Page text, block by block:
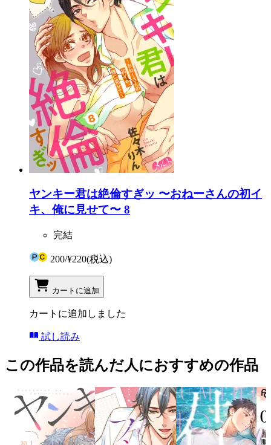
ヤンキー君は絶倫すぎッ 〜おねーさんの初イ
キ、俺に見せて〜 8
完結
200/¥220(税込)
カートに追加
カートに追加しました
試し読み
この作品を読んだ人におすすめの作品